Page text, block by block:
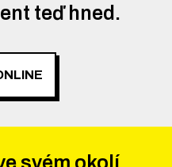
teď hned.
svém okolí.